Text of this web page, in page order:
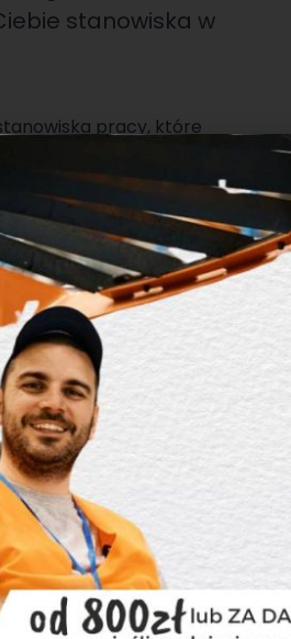
stanowiska w
pracy, które
siebie obszarach
miejsca pracy, firmy
oczekiwać, aby móc
lub niewiarygodnego
skorzystaj z
Work.Dopasujemy
Ci mieszkanie
na grupy tematyczne. Na
Niemczech, Ogłoszenia